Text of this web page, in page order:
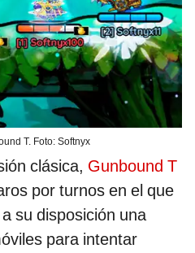
T. Foto: Softnyx
clásica, Gunbound T
por turnos en el que
su disposición una
para intentar